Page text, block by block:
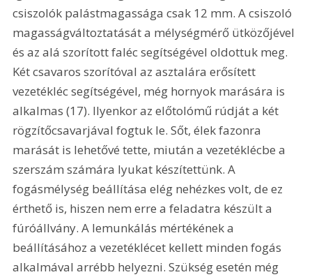
csiszolók palástmagassága csak 12 mm. A csiszoló
magasságváltoztatását a mélységmérő ütközőjével
és az alá szorított faléc segítségével oldottuk meg.
Két csavaros szorítóval az asztalára erősített
vezetékléc segítségével, még hornyok marására is
alkalmas (17). Ilyenkor az előtolómű rúdját a két
rögzítőcsavarjával fogtuk le. Sőt, élek fazonra
marását is lehetővé tette, miután a vezetéklécbe a
szerszám számára lyukat készítettünk. A
fogásmélység beállítása elég nehézkes volt, de ez
érthető is, hiszen nem erre a feladatra készült a
fúróállvány. A lemunkálás mértékének a
beállításához a vezetéklécet kellett minden fogás
alkalmával arrébb helyezni. Szükség esetén még